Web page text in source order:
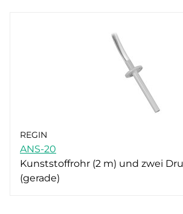
REGIN
ANS-20
Kunststoffrohr (2 m) und zwei
(gerade)